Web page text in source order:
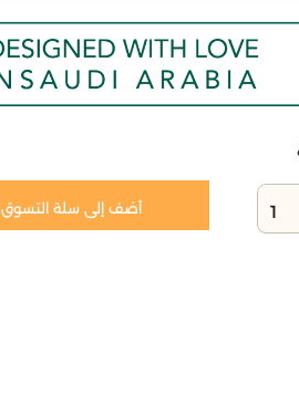
1 أضف إلى سلة التسوق